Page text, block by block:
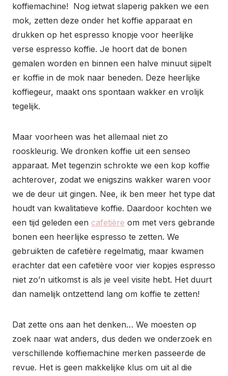
koffiemachine! Nog ietwat slaperig pakken we een
mok, zetten deze onder het koffie apparaat en
drukken op het espresso knopje voor heerlijke
verse espresso koffie. Je hoort dat de bonen
gemalen worden en binnen een halve minuut sijpelt
er koffie in de mok naar beneden. Deze heerlijke
koffiegeur, maakt ons spontaan wakker en vrolijk
tegelijk.
Maar voorheen was het allemaal niet zo
rooskleurig. We dronken koffie uit een senseo
apparaat. Met tegenzin schrokte we een kop koffie
achterover, zodat we enigszins wakker waren voor
we de deur uit gingen. Nee, ik ben meer het type dat
houdt van kwalitatieve koffie. Daardoor kochten we
een tijd geleden een cafetière om met vers gebrande
bonen een heerlijke espresso te zetten. We
gebruikten de cafetière regelmatig, maar kwamen
erachter dat een cafetière voor vier kopjes espresso
niet zo’n uitkomst is als je veel visite hebt. Het duurt
dan namelijk ontzettend lang om koffie te zetten!
Dat zette ons aan het denken… We moesten op
zoek naar wat anders, dus deden we onderzoek en
verschillende koffiemachine merken passeerde de
revue. Het is geen makkelijke klus om uit al die